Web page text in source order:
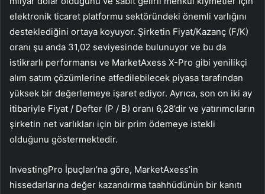
elektronik ticaret platformu sektöründeki önemli varlığını
desteklediğini ortaya koyuyor. Şirketin Fiyat/Kazanç (F/K)
oranı şu anda 31,02 seviyesinde bulunuyor ve bu da
istikrarlı performansı ve MarketAxess X-Pro gibi yenilikçi
alım satım çözümlerine atfedilebilecek piyasa tarafından
yüksek bir değerlemeye işaret ediyor. Ayrıca, son on iki ay
itibariyle Fiyat / Defter (P / B) oranı 6,28’dir ve yatırımcıların
şirketin net varlıkları için bir prim ödemeye istekli
olduğunu göstermektedir.
InvestingPro İpuçları’na göre, MarketAxess’in
hissedarlarına değer kazandırma taahhüdünün bir kanıtı